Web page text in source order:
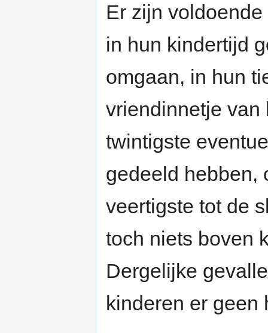
Er zijn
in hun kindertijd
omgaan, in hun
vriendinnetje van
twintigste
gedeeld hebben,
veertigste tot de
toch niets boven
Dergelijke
kinderen er geen